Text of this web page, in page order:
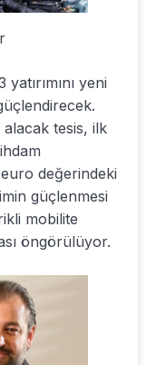
yeni
alacak tesis, ilk
değerindeki
güçlenmesi
mobilite
öngörülüyor.